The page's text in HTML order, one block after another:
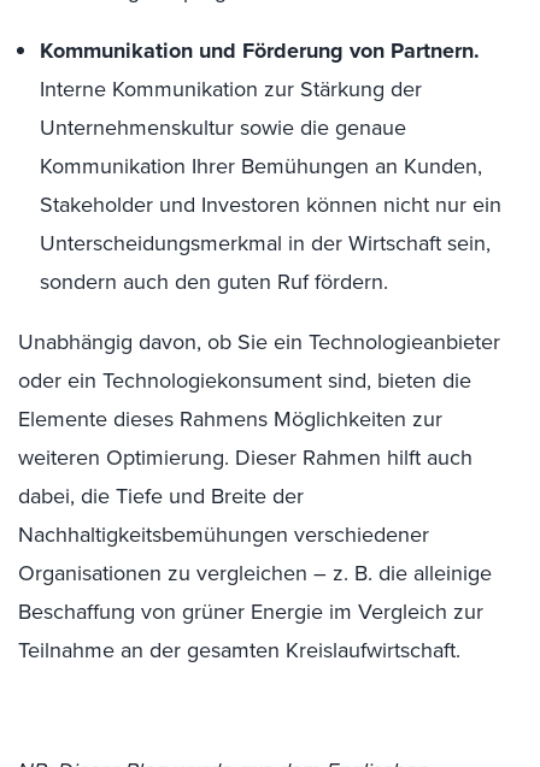
Kommunikation und Förderung von Partnern.
Interne Kommunikation zur Stärkung der
Unternehmenskultur sowie die genaue
Kommunikation Ihrer Bemühungen an Kunden,
Stakeholder und Investoren können nicht nur ein
Unterscheidungsmerkmal in der Wirtschaft sein,
sondern auch den guten Ruf fördern.
Unabhängig davon, ob Sie ein Technologieanbieter
oder ein Technologiekonsument sind, bieten die
Elemente dieses Rahmens Möglichkeiten zur
weiteren Optimierung. Dieser Rahmen hilft auch
dabei, die Tiefe und Breite der
Nachhaltigkeitsbemühungen verschiedener
Organisationen zu vergleichen – z. B. die alleinige
Beschaffung von grüner Energie im Vergleich zur
Teilnahme an der gesamten Kreislaufwirtschaft.